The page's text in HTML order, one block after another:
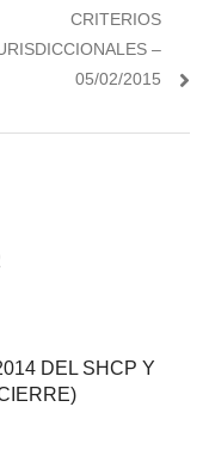
CRITERIOS
–
05/02/2015
DEL SHCP Y